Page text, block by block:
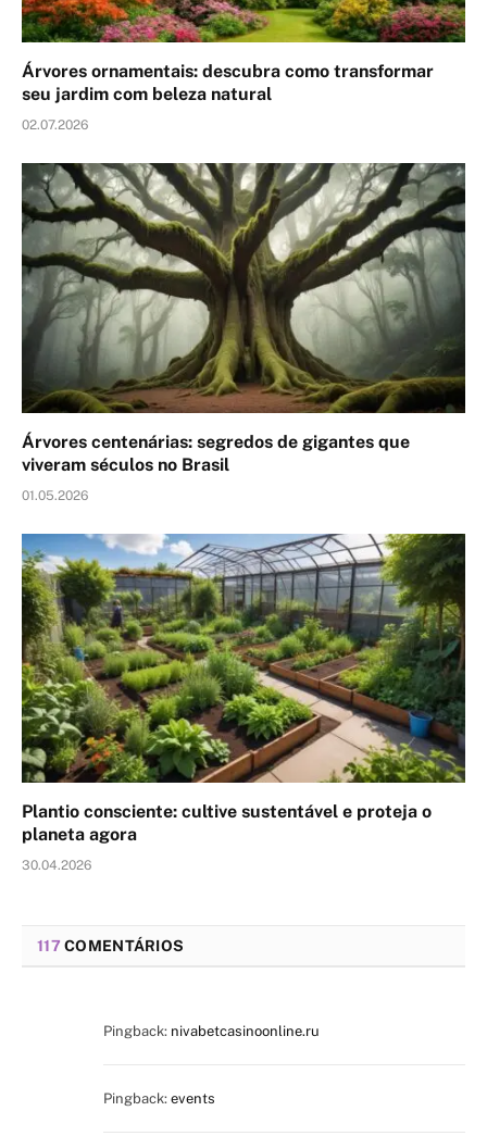
Árvores ornamentais: descubra como transformar
seu jardim com beleza natural
02.07.2026
Árvores centenárias: segredos de gigantes que
viveram séculos no Brasil
01.05.2026
Plantio consciente: cultive sustentável e proteja o
planeta agora
30.04.2026
117COMENTÁRIOS
Pingback: nivabetcasinoonline.ru
Pingback: events